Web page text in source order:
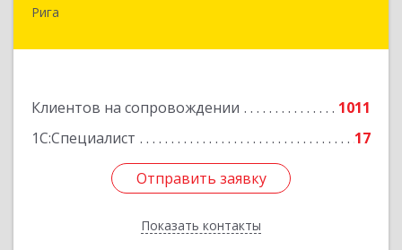
Рига
Клиентов на сопровождении
1011
1С:Специалист
17
Отправить заявку
Показать контакты
Отправить заявку
Назад